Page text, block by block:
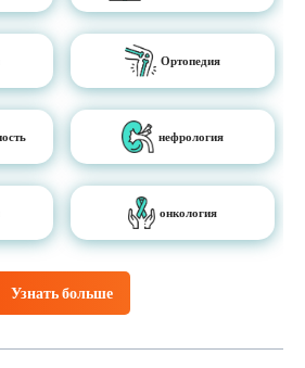
Узнать больше
Ортопедия
нефрология
онкология